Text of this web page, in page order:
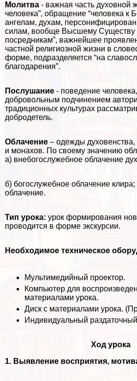
Молитва - важная часть духовной
человека”, обращение “человека к
ангелам, духам,
силам, вообще Высшему Существу
посредникам”, важнейшее
частной религиозной жизни в
форме, подразделяется “на
благодарения”.
Послушание - поведение
добровольным подчинением
традиционных культурах
добродетель.
Облачение – одежды духовенства,
и монахов. По своему значению
а) внебогослужебное облачение
б) богослужебное облачение
облачение.
Тип урока: урок формирования
проводится в форме экскурсии.
Необходимое техническое
Мультимедийный проектор.
Компьютер для
материалами урока.
Диск с материалами урока.
Индивидуальный
Ход урока
1. Выявление восприятия,